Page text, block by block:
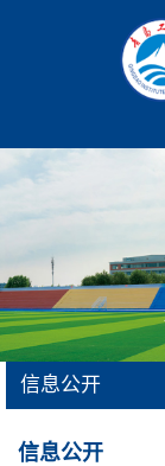
信息公开
信息公开